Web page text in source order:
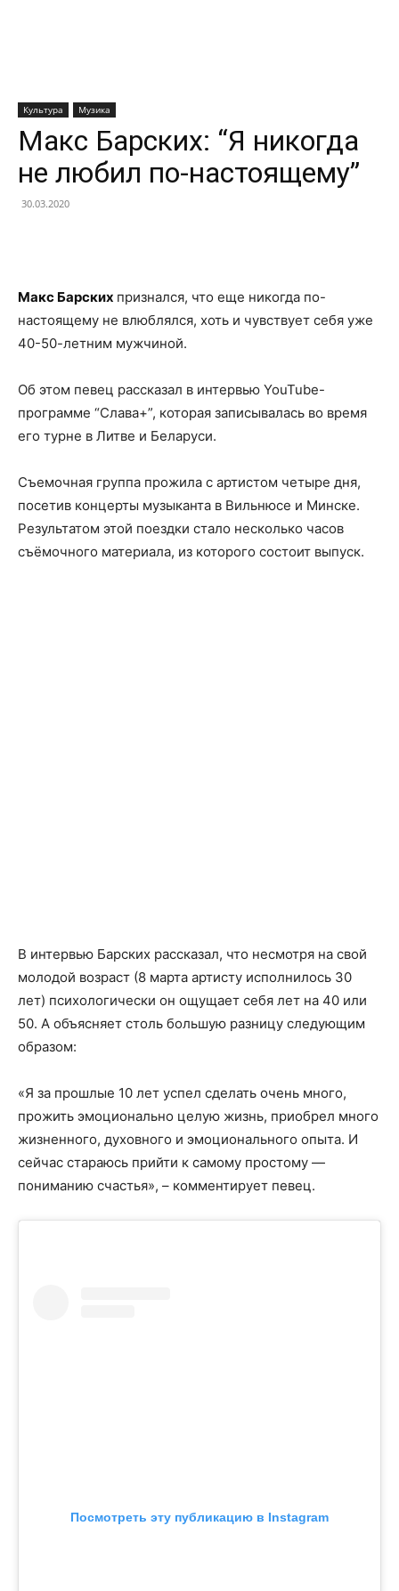
Культура Музика
Макс Барских: “Я никогда
не любил по-настоящему”
30.03.2020
Макс Барских признался, что еще никогда по-
настоящему не влюблялся, хоть и чувствует себя уже
40-50-летним мужчиной.
Об этом певец рассказал в интервью YouTube-
программе “Слава+”, которая записывалась во время
его турне в Литве и Беларуси.
Съемочная группа прожила с артистом четыре дня,
посетив концерты музыканта в Вильнюсе и Минске.
Результатом этой поездки стало несколько часов
съёмочного материала, из которого состоит выпуск.
В интервью Барских рассказал, что несмотря на свой
молодой возраст (8 марта артисту исполнилось 30
лет) психологически он ощущает себя лет на 40 или
50. А объясняет столь большую разницу следующим
образом:
«Я за прошлые 10 лет успел сделать очень много,
прожить эмоционально целую жизнь, приобрел много
жизненного, духовного и эмоционального опыта. И
сейчас стараюсь прийти к самому простому —
пониманию счастья», – комментирует певец.
Посмотреть эту публикацию в Instagram